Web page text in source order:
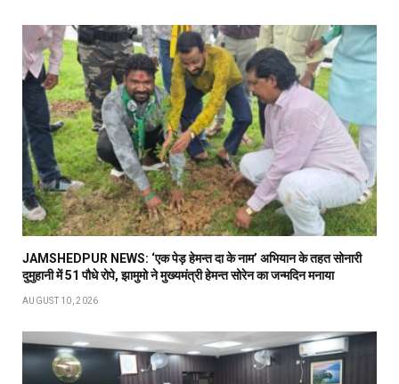
JAMSHEDPUR NEWS: ‘एक पेड़ हेमन्त दा के नाम’ अभियान के तहत सोनारी
दुमुहानी में 51 पौधे रोपे, झामुमो ने मुख्यमंत्री हेमन्त सोरेन का जन्मदिन मनाया
AUGUST 10, 2026